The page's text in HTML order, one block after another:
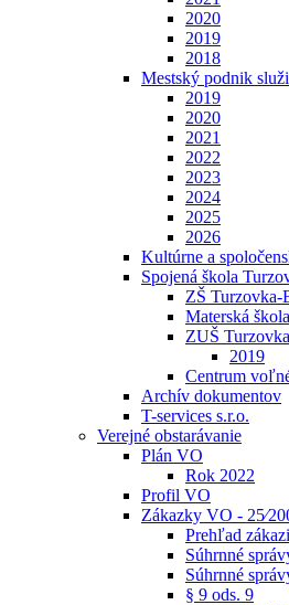
2020
2019
2018
Mestský podnik
2019
2020
2021
2022
2023
2024
2025
2026
Kultúrne a
Spojená škola
ZŠ Turzovka-
Materská
ZUŠ Turzovka
2019
Centrum
Archív dokumentov
T-services s.r.o.
Verejné obstarávanie
Plán VO
Rok 2022
Profil VO
Zákazky VO -
Prehľad
Súhrnné
Súhrnné
§ 9 ods. 9